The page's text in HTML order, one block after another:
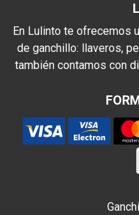
En Lulinto te ofrecemos
de ganchillo: llaveros,
también contamos con